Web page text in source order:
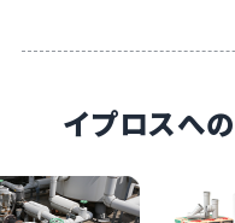
イプロスへの